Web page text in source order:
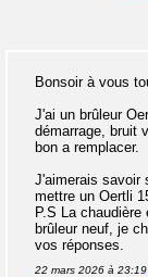
Bonsoir à vous
J'ai un brûleur
démarrage, bruit
bon a remplacer.
J'aimerais savoir
mettre un Oertli
P.S La
brûleur neuf, je
vos réponses.
22 mars 2026 à 23:19